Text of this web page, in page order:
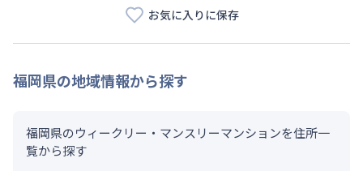
お気に入りに保存
福岡県の地域情報から探す
福岡県のウィークリー・マンスリーマンションを住所一
覧から探す